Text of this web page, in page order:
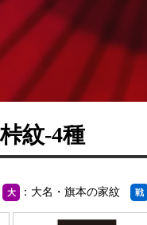
紋-4種
大 ：大名・旗本の家紋 戦